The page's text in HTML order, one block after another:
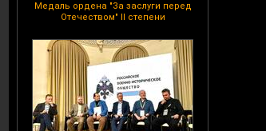
Медаль ордена "За заслуги перед
Отечеством" II степени